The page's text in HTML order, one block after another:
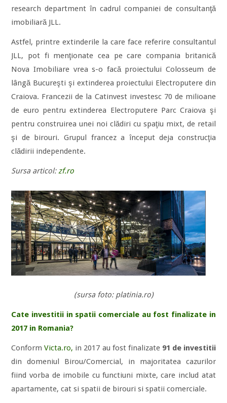
research department în cadrul companiei de consultanţă
imobiliară JLL.
Astfel, printre extinderile la care face referire consultantul
JLL, pot fi menţionate cea pe care compania britanică
Nova Imobiliare vrea s-o facă proiectului Colosseum de
lângă Bucureşti şi extinderea proiectului Electroputere din
Craiova. Francezii de la Catinvest investesc 70 de milioane
de euro pentru extinderea Electroputere Parc Craiova şi
pentru construirea unei noi clădiri cu spaţiu mixt, de retail
şi de birouri. Grupul francez a început deja construcţia
clădirii independente.
Sursa articol:zf.ro
(sursa foto: platinia.ro)
Cate investitii in spatii comerciale au fost finalizate in
2017 in Romania?
ConformVicta.ro, in 2017 au fost finalizate91 de investitii
din domeniul Birou/Comercial, in majoritatea cazurilor
fiind vorba de imobile cu functiuni mixte, care includ atat
apartamente, cat si spatii de birouri si spatii comerciale.